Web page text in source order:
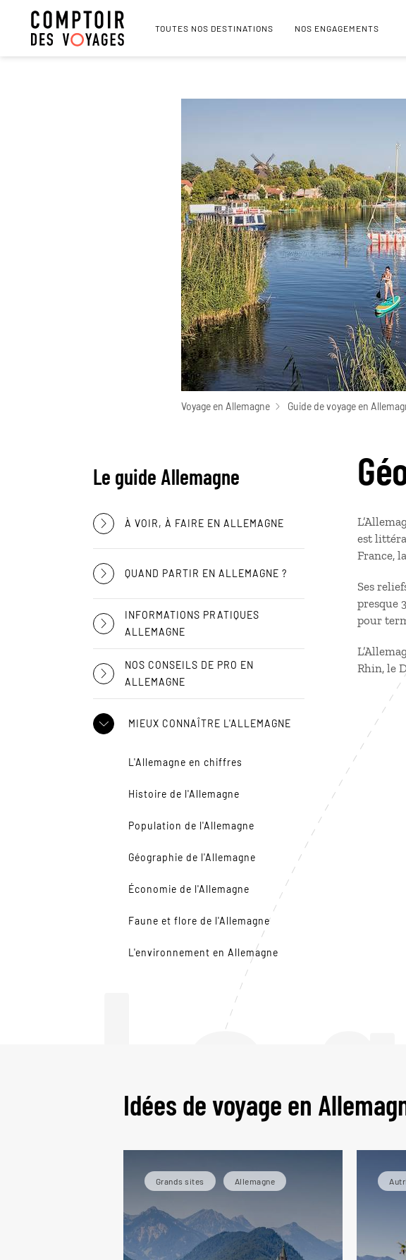
TOUTES NOS DESTINATIONS NOS ENGAGEMENTS
Voyage en Allemagne Guide de voyage en
Le
Le guide Allemagne
À VOIR, À FAIRE EN ALLEMAGNE
QUAND PARTIR EN ALLEMAGNE ?
INFORMATIONS PRATIQUES
ALLEMAGNE
NOS CONSEILS DE PRO EN
ALLEMAGNE
MIEUX CONNAÎTRE L'ALLEMAGNE
L'Allemagne en chiffres
Histoire de l'Allemagne
Population de l'Allemagne
Géographie de l'Allemagne
Économie de l'Allemagne
Faune et flore de l'Allemagne
L'environnement en Allemagne
est
France,
Ses
presque
pour
Rhin, le
Idées de voyage en
Grands sites Allemagne